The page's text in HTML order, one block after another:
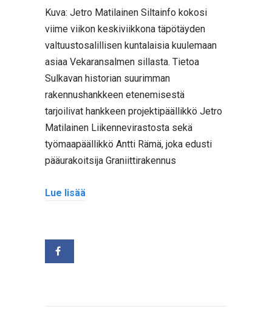
Kuva: Jetro Matilainen Siltainfo kokosi
viime viikon keskiviikkona täpötäyden
valtuustosalillisen kuntalaisia kuulemaan
asiaa Vekaransalmen sillasta. Tietoa
Sulkavan historian suurimman
rakennushankkeen etenemisestä
tarjoilivat hankkeen projektipäällikkö Jetro
Matilainen Liikennevirastosta sekä
työmaapäällikkö Antti Rämä, joka edusti
pääurakoitsija Graniittirakennus
Lue lisää